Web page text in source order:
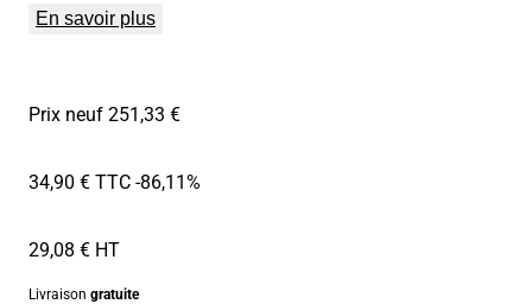
En savoir plus
Prix neuf 251,33 €
34,90 € TTC-86,11%
29,08 € HT
Livraison gratuite